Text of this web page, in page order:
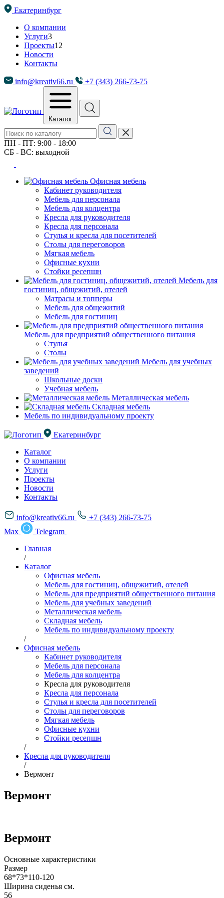
Екатеринбург
О компании
Услуги3
Проекты12
Новости
Контакты
info@kreativ66.ru +7 (343) 266-73-75
Каталог
ПН - ПТ: 9:00 - 18:00
СБ - ВС: выходной
Офисная мебель
Кабинет руководителя
Мебель для персонала
Мебель для колцентра
Кресла для руководителя
Кресла для персонала
Стулья и кресла для посетителей
Столы для переговоров
Мягкая мебель
Офисные кухни
Стойки ресепшн
Мебель для
гостиниц, общежитий, отелей
Матрасы и топперы
Мебель для общежитий
Мебель для гостиниц
Мебель для предприятий общественного питания
Стулья
Столы
Мебель для учебных
заведений
Школьные доски
Учебная мебель
Металлическая мебель
Складная мебель
Мебель по индивидуальному проекту
Екатеринбург
Каталог
О компании
Услуги
Проекты
Новости
Контакты
info@kreativ66.ru
+7 (343) 266-73-75
Max
Telegram
Главная
/
Каталог
Офисная мебель
Мебель для гостиниц, общежитий, отелей
Мебель для предприятий общественного питания
Мебель для учебных заведений
Металлическая мебель
Складная мебель
Мебель по индивидуальному проекту
/
Офисная мебель
Кабинет руководителя
Мебель для персонала
Мебель для колцентра
Кресла для руководителя
Кресла для персонала
Стулья и кресла для посетителей
Столы для переговоров
Мягкая мебель
Офисные кухни
Стойки ресепшн
/
Кресла для руководителя
/
Вермонт
Вермонт
Вермонт
Основные характеристики
Размер
68*73*110-120
Ширина сиденья см.
56